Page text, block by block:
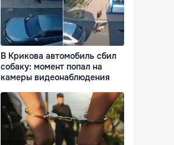
В Крикова автомобиль сбил
собаку: момент попал на
камеры видеонаблюдения